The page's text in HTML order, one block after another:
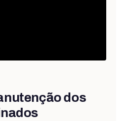
dos